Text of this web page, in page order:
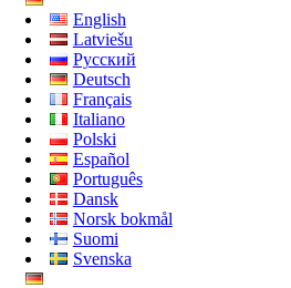
English
Latviešu
Русский
Deutsch
Français
Italiano
Polski
Español
Português
Dansk
Norsk bokmål
Suomi
Svenska